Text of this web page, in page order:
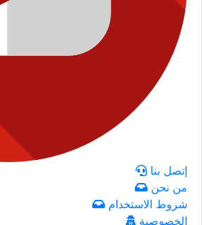
إتصل بنا
من نحن
شروط الاستخدام
الخصوصية